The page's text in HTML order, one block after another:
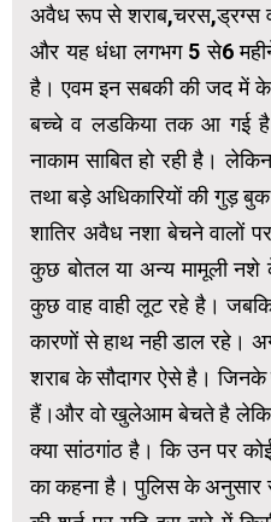
अवैध रूप से शराब,चरस,ड्रग्स
और यह धंधा लगभग 5 से6
है। एवम इन सबकी की जद में
बच्चे व लडकिया तक आ गई
नाकाम साबित हो रही है।
तथा बड़े अधिकारियों की गुड़
शातिर अवैध नशा बेचने वालों पर
कुछ बोतल या अन्य मामूली नशे
कुछ वाह वाही लूट रहे है।
कारणों से हाथ नही डाल रहे।
शराब के सौदागर ऐसे है।
हैं।और वो खुलेआम बेचते है
क्या सांठगांठ है। कि उन पर कोई
का कहना है। पुलिस के अनुसार